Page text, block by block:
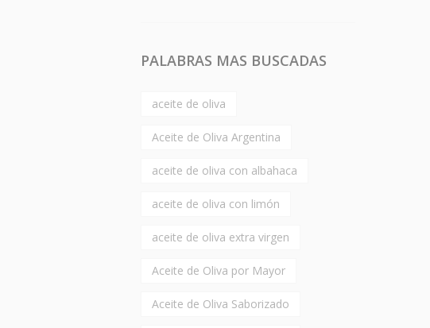
PALABRAS MAS BUSCADAS
aceite de oliva
Aceite de Oliva Argentina
aceite de oliva con albahaca
aceite de oliva con limón
aceite de oliva extra virgen
Aceite de Oliva por Mayor
Aceite de Oliva Saborizado